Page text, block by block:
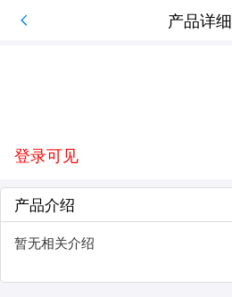
产品详细
登录可见
产品介绍
暂无相关介绍